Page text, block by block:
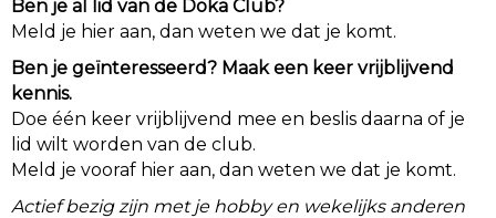
Ben je al lid van de Doka Club?
Meld je hier aan, dan weten we dat je komt.
Ben je geïnteresseerd? Maak een keer vrijblijvend
kennis.
Doe één keer vrijblijvend mee en beslis daarna of je
lid wilt worden van de club.
Meld je vooraf hier aan, dan weten we dat je komt.
Actief bezig zijn met je hobby en wekelijks anderen